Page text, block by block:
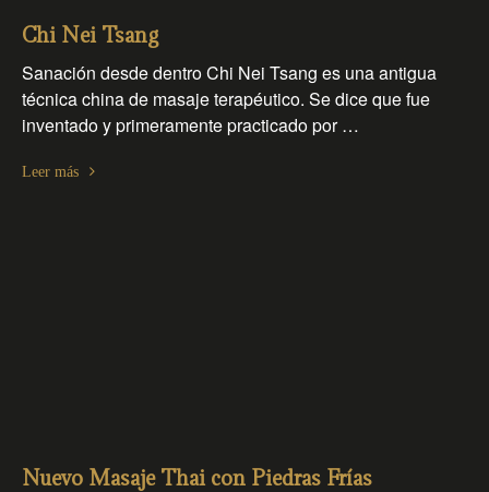
Chi Nei Tsang
Sanación desde dentro Chi Nei Tsang es una antigua
técnica china de masaje terapéutico. Se dice que fue
inventado y primeramente practicado por …
Leer más
Nuevo Masaje Thai con Piedras Frías